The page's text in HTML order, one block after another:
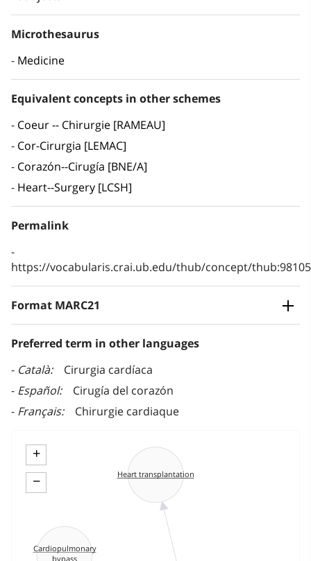
Microthesaurus
Medicine
Equivalent concepts in other schemes
Coeur -- Chirurgie [RAMEAU]
Cor-Cirurgia [LEMAC]
Corazón--Cirugía [BNE/A]
Heart--Surgery [LCSH]
Permalink
https://vocabularis.crai.ub.edu/thub/concept/
Format MARC21
Preferred term in other languages
Català
Cirurgia cardíaca
Español
Cirugía del corazón
Français
Chirurgie cardiaque
+
−
Heart transplantation
Cardiopulmonary